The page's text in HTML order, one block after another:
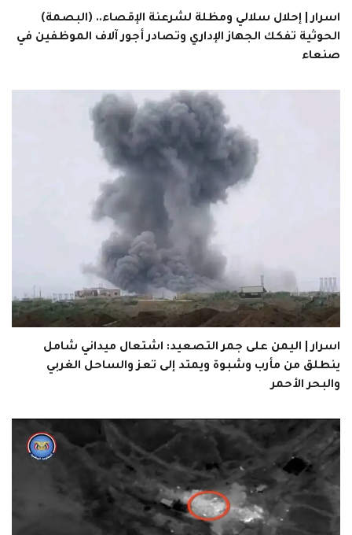
اسرار | إحلال سلالي ومظلة لشرعنة الإقصاء.. (البصمة)
الحوثية تفكك الجهاز الإداري وتصادر أجور آلاف الموظفين في
صنعاء
اسرار | اليمن على جمر التصعيد: اشتعال ميداني شامل
ينطلق من مأرب وشبوة ويمتد إلى تعز والساحل الغربي
والبحر الأحمر